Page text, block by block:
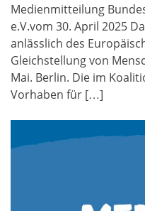
Medienmitteilung
e.V.vom 30. April 2025
anlässlich des
Gleichstellung von
Mai. Berlin. Die im
Vorhaben für […]